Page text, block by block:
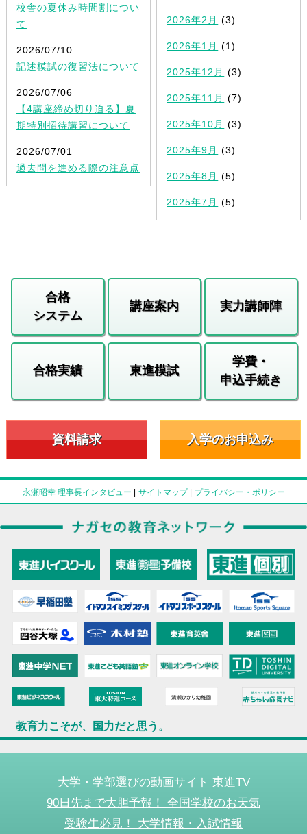
校舎の夏休み時間割につい
て
2026/07/10
記述模試の復習法について
2026/07/06
【4講座締め切り迫る】夏
期特別招待講習について
2026/07/01
過去問を進める際の注意点
2026年2月 (3)
2026年1月 (1)
2025年12月 (3)
2025年11月 (7)
2025年10月 (3)
2025年9月 (3)
2025年8月 (5)
2025年7月 (5)
合格
システム
講座案内 実力講師陣
合格実績 東進模試
学費・
申込手続き
資料請求 入学のお申込み
永瀬昭幸 理事長インタビュー | サイトマップ| プライバシー・ポリシー
教育力こそが、国力だと思う。
大学・学部選びの動画サイト 東進TV
90日先まで大胆予報！ 全国学校のお天気
受験生必見！ 大学情報・入試情報